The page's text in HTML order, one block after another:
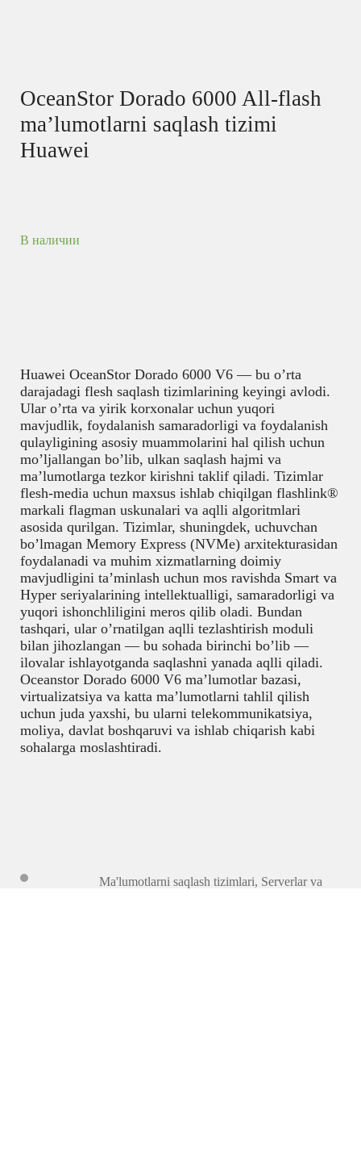
OceanStor Dorado 6000 All-flash
ma’lumotlarni saqlash tizimi
Huawei
В наличии
Huawei OceanStor Dorado 6000 V6 — bu o’rta
darajadagi flesh saqlash tizimlarining keyingi avlodi.
Ular o’rta va yirik korxonalar uchun yuqori
mavjudlik, foydalanish samaradorligi va foydalanish
qulayligining asosiy muammolarini hal qilish uchun
mo’ljallangan bo’lib, ulkan saqlash hajmi va
ma’lumotlarga tezkor kirishni taklif qiladi. Tizimlar
flesh-media uchun maxsus ishlab chiqilgan flashlink®
markali flagman uskunalari va aqlli algoritmlari
asosida qurilgan. Tizimlar, shuningdek, uchuvchan
bo’lmagan Memory Express (NVMe) arxitekturasidan
foydalanadi va muhim xizmatlarning doimiy
mavjudligini ta’minlash uchun mos ravishda Smart va
Hyper seriyalarining intellektualligi, samaradorligi va
yuqori ishonchliligini meros qilib oladi. Bundan
tashqari, ular o’rnatilgan aqlli tezlashtirish moduli
bilan jihozlangan — bu sohada birinchi bo’lib —
ilovalar ishlayotganda saqlashni yanada aqlli qiladi.
Oceanstor Dorado 6000 V6 ma’lumotlar bazasi,
virtualizatsiya va katta ma’lumotlarni tahlil qilish
uchun juda yaxshi, bu ularni telekommunikatsiya,
moliya, davlat boshqaruvi va ishlab chiqarish kabi
sohalarga moslashtiradi.
Ma'lumotlarni saqlash tizimlari, Serverlar va